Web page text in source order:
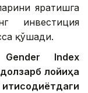
яратишга
инвестиция
қўшади.
Index
лойиҳа